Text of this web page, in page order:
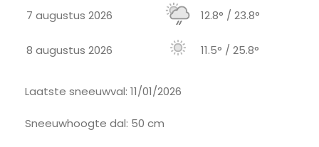
7 augustus 2026 12.8° / 23.8°
8 augustus 2026 11.5° / 25.8°
Laatste sneeuwval: 11/01/2026
Sneeuwhoogte dal: 50 cm